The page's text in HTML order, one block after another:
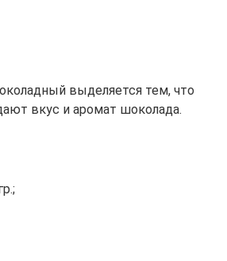
выделяется тем, что
вкус и аромат шоколада.